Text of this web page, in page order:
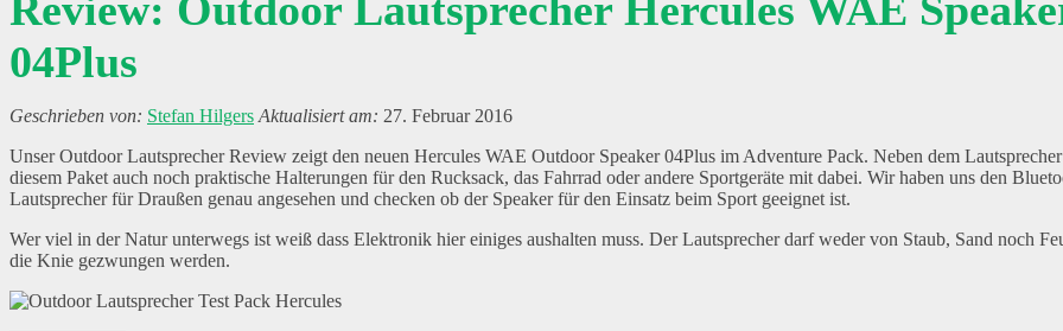
04Plus
Stefan Hilgers
27. Februar 2016
Unser Outdoor Lautsprecher Review zeigt den neuen Hercules WAE Outdoor Speaker 04Plus im Adventure Pack. Neben dem
diesem Paket auch noch praktische Halterungen für den Rucksack, das Fahrrad oder andere Sportgeräte mit dabei. Wir haben uns den
Lautsprecher für Draußen genau angesehen und checken ob der Speaker für den Einsatz beim Sport geeignet ist.
Wer viel in der Natur unterwegs ist weiß dass Elektronik hier einiges aushalten muss. Der Lautsprecher darf weder von Staub, Sand noch
die Knie gezwungen werden.